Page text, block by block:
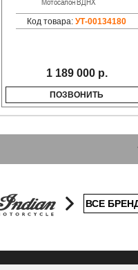
Код товара:УТ-00134180
1 189 000 р.
ПОЗВОНИТЬ
ВСЕ